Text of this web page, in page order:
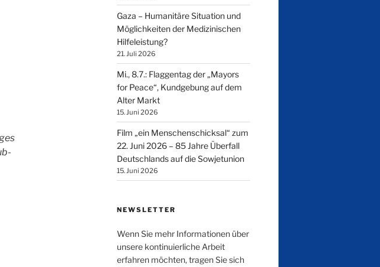
Gaza – Humanitäre Situation und
Möglichkeiten der Medizinischen
Hilfeleistung?
21. Juli 2026
Mi., 8.7.: Flaggentag der „Mayors
for Peace“, Kundgebung auf dem
Alter Markt
15. Juni 2026
Film „ein Menschenschicksal“ zum
22. Juni 2026 – 85 Jahre Überfall
Deutschlands auf die Sowjetunion
15. Juni 2026
NEWSLETTER
Wenn Sie mehr Informationen über
unsere kontinuierliche Arbeit
erfahren möchten, tragen Sie sich